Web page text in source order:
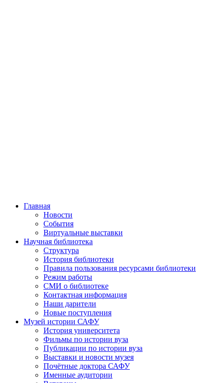
Главная
Новости
События
Виртуальные выставки
Научная библиотека
Структура
История библиотеки
Правила пользования ресурсами библиотеки
Режим работы
СМИ о библиотеке
Контактная информация
Наши дарители
Новые поступления
Музей истории САФУ
История университета
Фильмы по истории вуза
Публикации по истории вуза
Выставки и новости музея
Почётные доктора САФУ
Именные аудитории